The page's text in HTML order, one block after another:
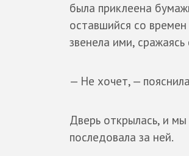
была приклеена
оставшийся со
звенела ими, сражаясь
— Не хочет, —
Дверь открылась, и
последовала за ней.